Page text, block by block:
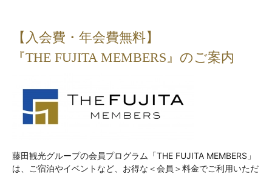
【入会費・年会費無料】
『THE FUJITA MEMBERS』のご案内
藤田観光グループの会員プログラム「THE FUJITA MEMBERS」
は、ご宿泊やイベントなど、お得な＜会員＞料金でご利用いただ